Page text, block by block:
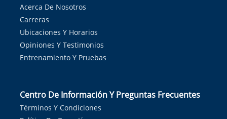
Acerca De Nosotros
Carreras
Ubicaciones Y Horarios
Opiniones Y Testimonios
Entrenamiento Y Pruebas
Centro De Información Y Preguntas Frecuentes
Términos Y Condiciones